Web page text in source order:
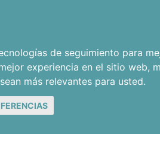
de seguimiento para
experiencia en el sitio web,
más relevantes para usted.